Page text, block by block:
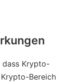
dass Krypto-
Bereich